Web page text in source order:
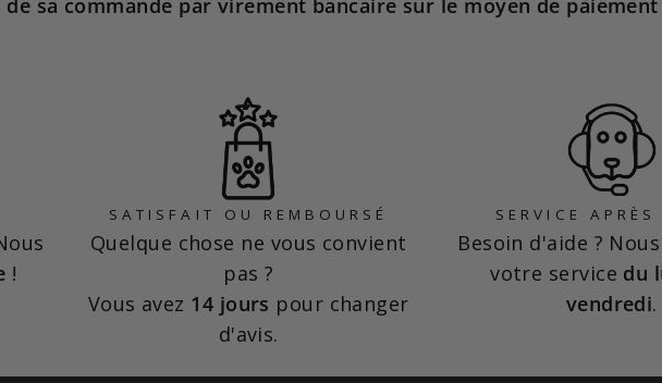
!
SATISFAIT OU REMBOURSÉ
Quelque chose ne vous convient
pas ?
Vous avez 14 jours pour changer
d'avis.
SERVICE APRÈS
Besoin d'aide ?
votre service du
vendredi.